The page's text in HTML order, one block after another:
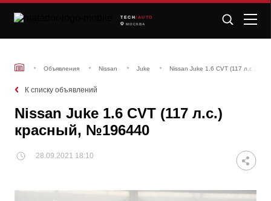
TECH /AUTO
МОСКВА
Объявления Nissan Juke Nissan Juke 1.6 CVT (117 л.с.)
К списку объявлений
Nissan Juke 1.6 CVT (117 л.с.)
красный, №196440
28.09.2021 18:10